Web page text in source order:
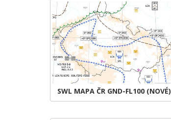
SWL MAPA ČR GND-FL100 (NOVÉ)